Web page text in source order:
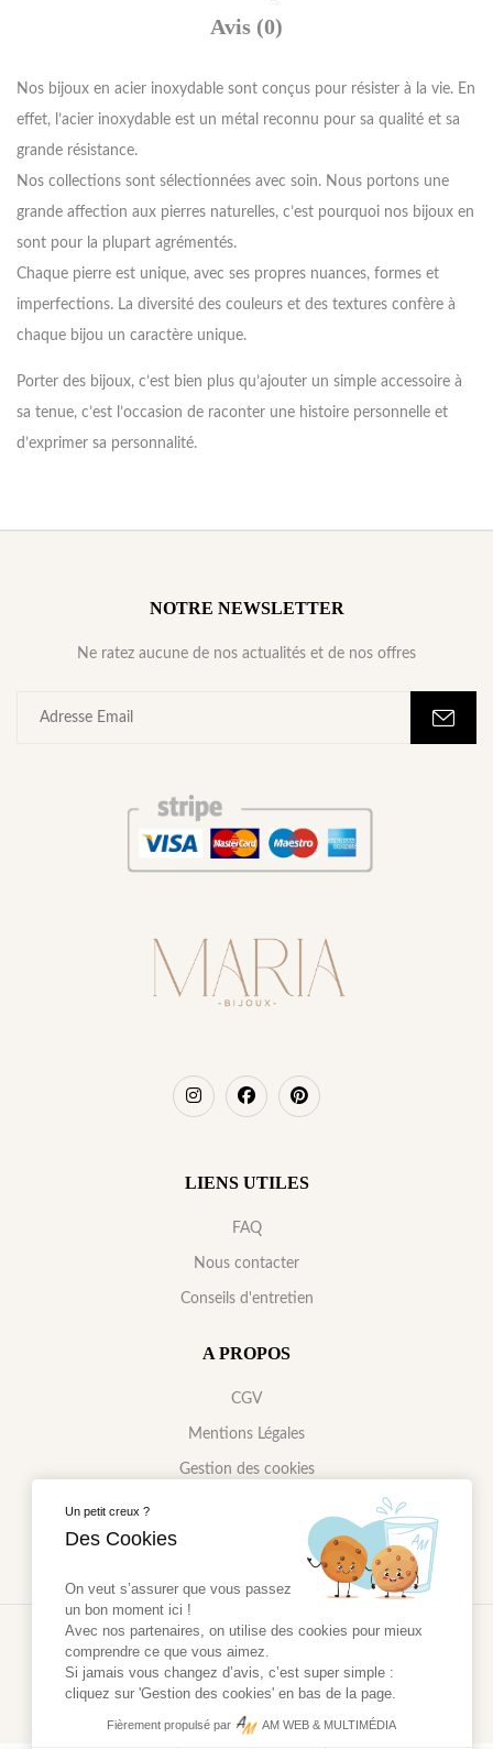
Avis (0)
Nos bijoux en acier inoxydable sont conçus pour résister à la vie. En
effet, l’acier inoxydable est un métal reconnu pour sa qualité et sa
grande résistance.
Nos collections sont sélectionnées avec soin. Nous portons une
grande affection aux pierres naturelles, c’est pourquoi nos bijoux en
sont pour la plupart agrémentés.
Chaque pierre est unique, avec ses propres nuances, formes et
imperfections. La diversité des couleurs et des textures confère à
chaque bijou un caractère unique.
Porter des bijoux, c’est bien plus qu’ajouter un simple accessoire à
sa tenue, c’est l’occasion de raconter une histoire personnelle et
d’exprimer sa personnalité.
NOTRE NEWSLETTER
Ne ratez aucune de nos actualités et de nos offres
LIENS UTILES
FAQ
Nous contacter
Conseils d'entretien
A PROPOS
CGV
Mentions Légales
Gestion des cookies
2024 - Réalisé par AM WEB & MULTIMÉDIA
Un petit creux ?
Des Cookies
On veut s’assurer que vous passez
un bon moment ici !
Avec nos partenaires, on utilise des cookies pour mieux
comprendre ce que vous aimez.
Si jamais vous changez d’avis, c’est super simple :
cliquez sur 'Gestion des cookies' en bas de la page.
Fièrement propulsé par AM WEB & MULTIMÉDIA